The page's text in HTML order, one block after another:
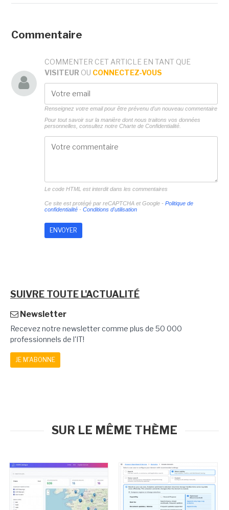
Commentaire
COMMENTER CET ARTICLE EN TANT QUE
VISITEUR OU CONNECTEZ-VOUS
Renseignez votre email pour être prévenu d'un nouveau commentaire
Pour tout savoir sur la manière dont nous traitons vos données
personnelles, consultez notre Charte de Confidentialité.
Le code HTML est interdit dans les commentaires
Ce site est protégé par reCAPTCHA et Google - Politique de
confidentialité- Conditions d'utilisation
SUIVRE TOUTE L'ACTUALITÉ
Newsletter
Recevez notre newsletter comme plus de 50 000
professionnels de l'IT!
JE M'ABONNE
SUR LE MÊME THÈME